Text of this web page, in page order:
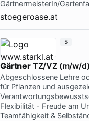
GärtnermeisterIn/
stoegeroase.at
GärtnerTZ/VZ (m/w/d)
Abgeschlossene Lehre
für Pflanzen und
Flexibilität - Freude am
Teamfähigkeit &
5